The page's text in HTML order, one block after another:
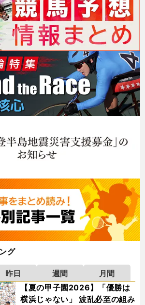
グ
昨日 週間
月間
【夏の甲子園2026】「優勝は
横浜じゃない」 波乱必至の組み